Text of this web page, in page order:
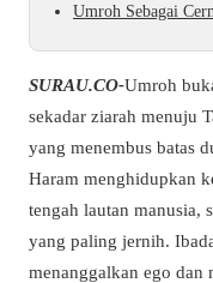
Umroh Sebagai
SURAU.CO-Umroh
sekadar ziarah menuju
yang menembus batas
Haram menghidupkan
tengah lautan manusia,
yang paling jernih.
menanggalkan ego dan